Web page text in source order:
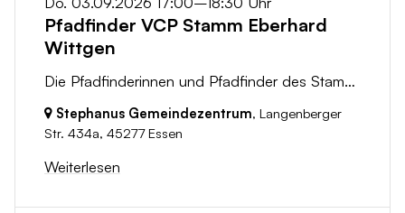
Pfadfinder VCP Stamm Eberhard
Wittgen
Die Pfadfinderinnen und Pfadfinder des Stammes Eberhard Wittgen treffen sich wöchentlich zur Gruppenstunde. Dann wird geschnitzt und Feuer gemacht,...
Stephanus Gemeindezentrum, Langenberger
Str. 434a, 45277 Essen
Weiterlesen